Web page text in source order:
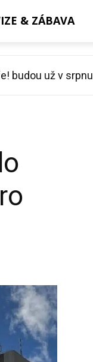
& ZÁBAVA
budou už v srpnu
se do Macinky